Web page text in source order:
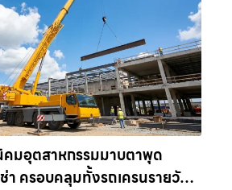
คมอุตสาหกรรมมาบตาพุด
ช่า ครอบคลุมทั้งรถเครนรายวัน